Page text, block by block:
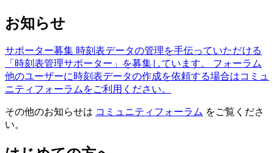
お知らせ
サポーター募集 時刻表データの管理を手伝っていただける
「時刻表管理サポーター」を募集しています。
フォーラム
他のユーザーに時刻表データの作成を依頼する場合はコミュ
ニティフォーラムをご利用ください。
その他のお知らせは コミュニティフォーラム をご覧くださ
い。